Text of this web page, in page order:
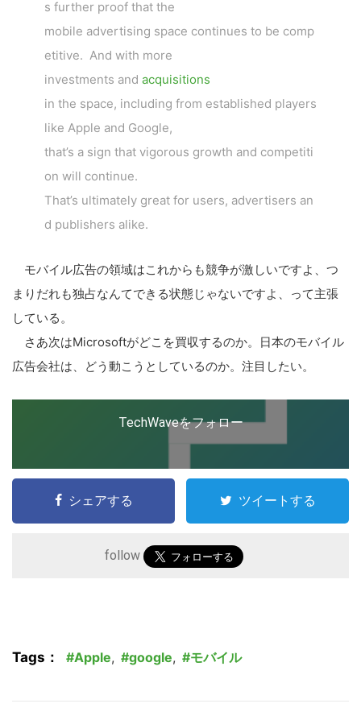
s further proof that the
mobile advertising space continues to be comp
etitive. And with more
investments and acquisitions
in the space, including from established players
like Apple and Google,
that’s a sign that vigorous growth and competiti
on will continue.
That’s ultimately great for users, advertisers an
d publishers alike.
モバイル広告の領域はこれからも競争が激しいですよ、つ
まりだれも独占なんてできる状態じゃないですよ、って主張
している。
さあ次はMicrosoftがどこを買収するのか。日本のモバイル
広告会社は、どう動こうとしているのか。注目したい。
TechWaveをフォロー
シェアする ツイートする
follow
Tags： Apple, google, モバイル